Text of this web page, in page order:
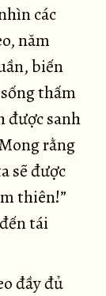
các
năm
biến
thấm
được sanh
rằng
sẽ được
thiên!”
tái
đầy đủ